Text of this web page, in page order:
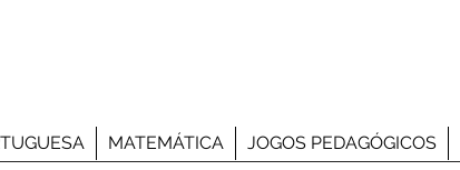
MATEMÁTICA JOGOS PEDAGÓGICOS